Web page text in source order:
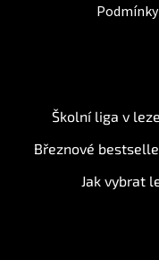
Školní liga v
Březnové
Jak vybrat